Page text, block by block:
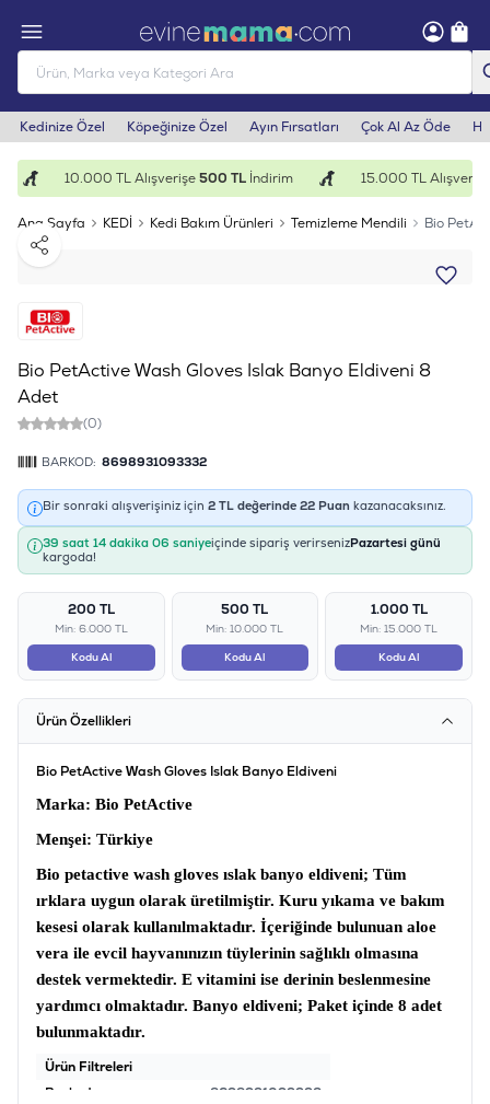
Kedinize Özel Köpeğinize Özel Ayın Fırsatları Çok Al Az Öde
10.000 TL Alışverişe500 TLİndirim 15.000 TL Alışverişe
Ana Sayfa KEDİ Kedi Bakım Ürünleri Temizleme Mendili
Bio
Paylaş
Bio PetActive Wash Gloves Islak Banyo Eldiveni 8
Adet
(0)
BARKOD: 8698931093332
Bir sonraki alışverişiniz için 2 TL değerinde 22 Puan kazanacaksınız.
39 saat 14 dakika 06 saniyeiçinde sipariş verirsenizPazartesi günü
kargoda!
200 TL
Min: 6.000 TL
Kodu Al
500 TL
Min: 10.000 TL
Kodu Al
1.000 TL
Min: 15.000 TL
Kodu Al
Ürün Özellikleri
Bio PetActive Wash Gloves Islak Banyo Eldiveni
Marka: Bio PetActive
Menşei: Türkiye
Bio petactive wash gloves ıslak banyo eldiveni; Tüm
ırklara uygun olarak üretilmiştir. Kuru yıkama ve bakım
kesesi olarak kullanılmaktadır. İçeriğinde bulunuan aloe
vera ile evcil hayvanınızın tüylerinin sağlıklı olmasına
destek vermektedir. E vitamini ise derinin beslenmesine
yardımcı olmaktadır. Banyo eldiveni; Paket içinde 8 adet
bulunmaktadır.
Ürün Filtreleri
Barkod
8698931093332